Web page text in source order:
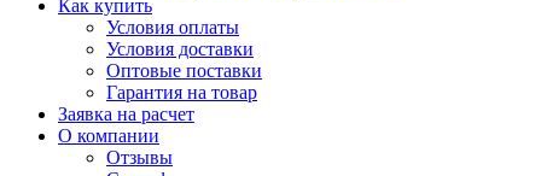
Как купить
Условия оплаты
Условия доставки
Оптовые поставки
Гарантия на товар
Заявка на расчет
О компании
Отзывы